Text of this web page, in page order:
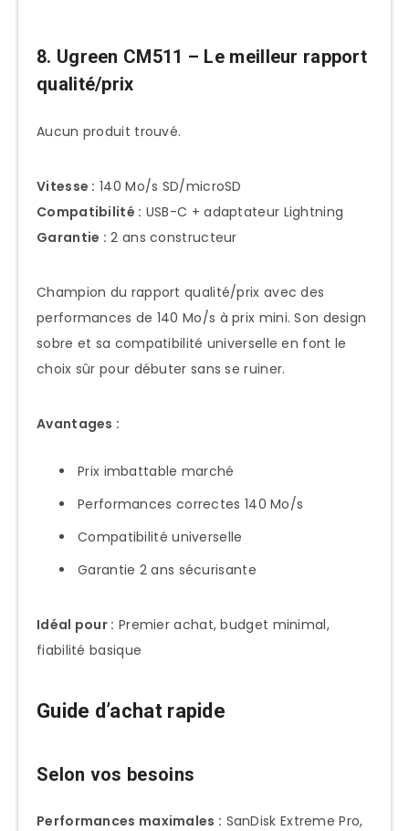
8. Ugreen CM511 – Le meilleur rapport
qualité/prix
Aucun produit trouvé.
Vitesse : 140 Mo/s SD/microSD
Compatibilité : USB-C + adaptateur Lightning
Garantie : 2 ans constructeur
Champion du rapport qualité/prix avec des
performances de 140 Mo/s à prix mini. Son design
sobre et sa compatibilité universelle en font le
choix sûr pour débuter sans se ruiner.
Avantages :
Prix imbattable marché
Performances correctes 140 Mo/s
Compatibilité universelle
Garantie 2 ans sécurisante
Idéal pour : Premier achat, budget minimal,
fiabilité basique
Guide d’achat rapide
Selon vos besoins
Performances maximales : SanDisk Extreme Pro,